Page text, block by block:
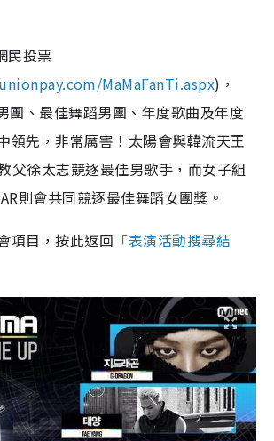
民投票
MaMaFanTi.aspx)，
團、最佳舞蹈男團、年度歌曲及年度
領先，非常厲害！太陽會與韓流天王
父徐太志競逐最佳男歌手，而女子組
則會共同競逐最佳舞蹈女團獎。
項目，按此返回 「表演活動搜尋結